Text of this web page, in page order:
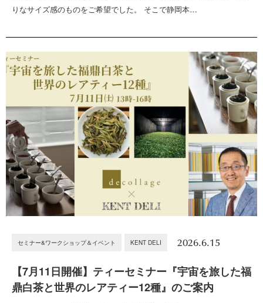
りなサイズ感のものをご希望でした。 そこで静岡本…
セミナー&ワークショップ＆イベント KENT DELI 2026.6.15
【7月11日開催】ティーセミナー『宇宙を旅した福
鼎白茶と世界のレアティー12種』のご案内